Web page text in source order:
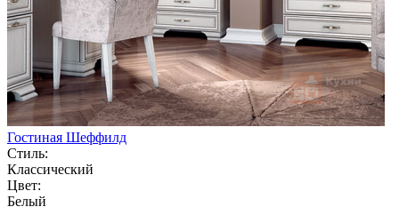
Гостиная Шеффилд
Стиль:
Классический
Цвет:
Белый